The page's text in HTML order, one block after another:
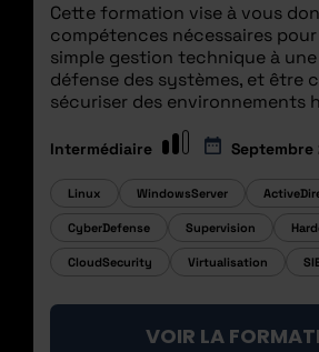
Cette formation vise à vous
compétences nécessaires
simple gestion technique à
défense des systèmes, et être
sécuriser des environnements
Intermédiaire Septembre
Linux WindowsServer
CyberDefense Supervision
CloudSecurity Virtualisation
VOIR LA